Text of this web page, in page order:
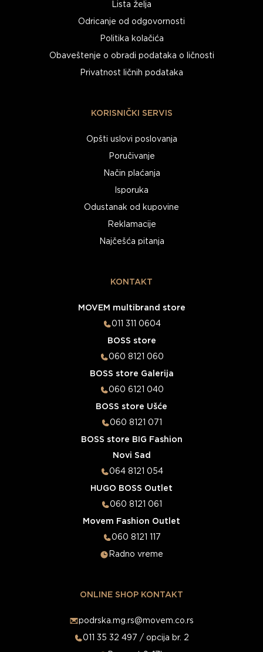
Lista želja
Odricanje od odgovornosti
Politika kolačića
Obaveštenje o obradi podataka o ličnosti
Privatnost ličnih podataka
KORISNIČKI SERVIS
Opšti uslovi poslovanja
Poručivanje
Način plaćanja
Isporuka
Odustanak od kupovine
Reklamacije
Najčešća pitanja
KONTAKT
MOVEM multibrand store
011 311 0604
BOSS store
060 8121 060
BOSS store Galerija
060 6121 040
BOSS store Ušće
060 8121 071
BOSS store BIG Fashion
Novi Sad
064 8121 054
HUGO BOSS Outlet
060 8121 061
Movem Fashion Outlet
060 8121 117
Radno vreme
ONLINE SHOP KONTAKT
podrska.mg.rs@movem.co.rs
011 35 32 497 / opcija br. 2